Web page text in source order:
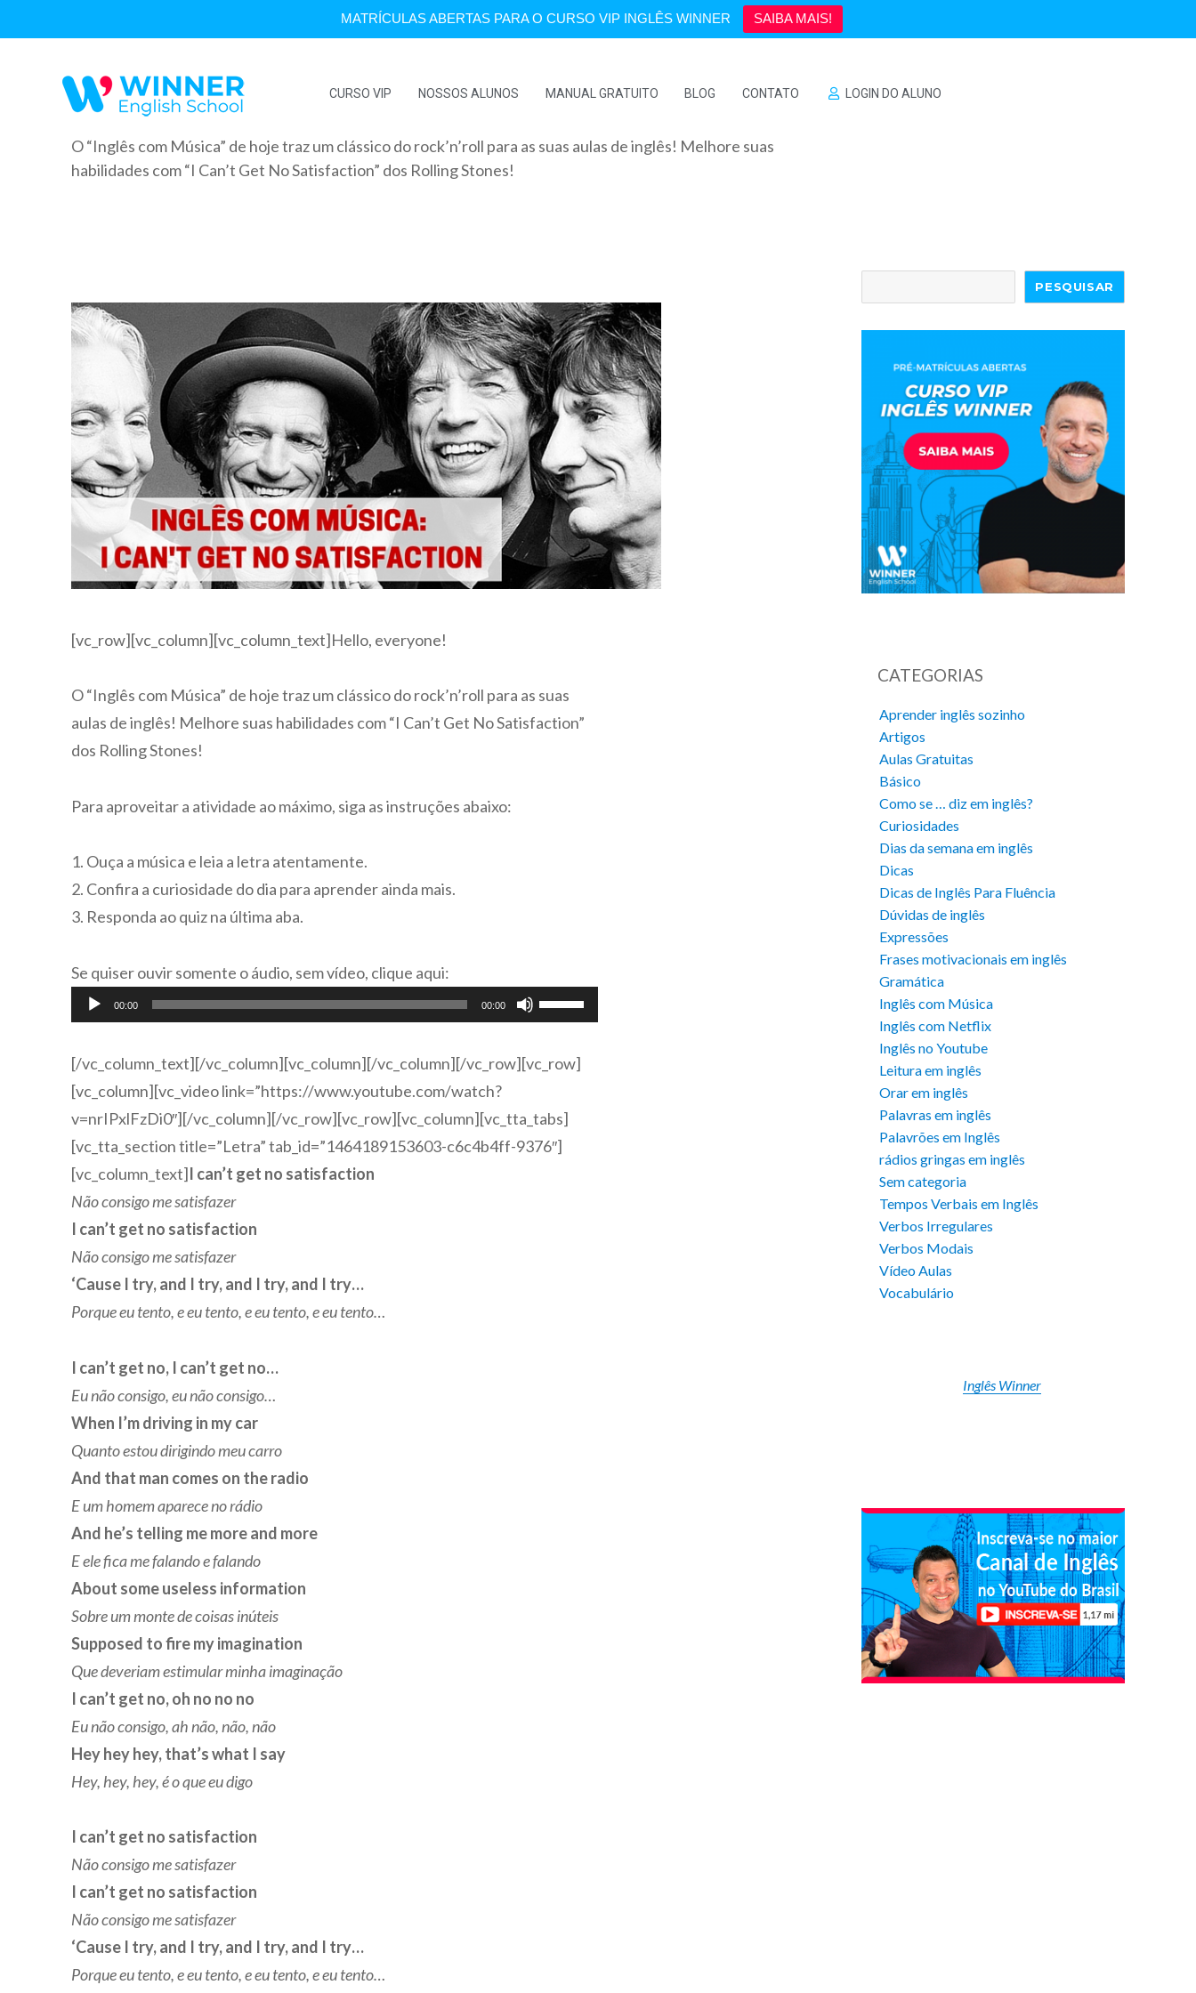
MATRÍCULAS ABERTAS PARA O CURSO VIP INGLÊS WINNER SAIBA MAIS!
CURSO VIP NOSSOS ALUNOS MANUAL GRATUITO BLOG CONTATO LOGIN DO ALUNO
O “Inglês com Música” de hoje traz um clássico do rock’n’roll para as suas aulas de inglês! Melhore suas
habilidades com “I Can’t Get No Satisfaction” dos Rolling Stones!
[vc_row][vc_column][vc_column_text]Hello, everyone!
O “Inglês com Música” de hoje traz um clássico do rock’n’roll para as suas
aulas de inglês! Melhore suas habilidades com “I Can’t Get No Satisfaction”
dos Rolling Stones!
Para aproveitar a atividade ao máximo, siga as instruções abaixo:
1. Ouça a música e leia a letra atentamente.
2. Confira a curiosidade do dia para aprender ainda mais.
3. Responda ao quiz na última aba.
Se quiser ouvir somente o áudio, sem vídeo, clique aqui:
Tocador
de
áudio
00:00 00:00
Use
as
cima
ou
[/vc_column_text][/vc_column][vc_column][/vc_column][/vc_row][vc_row]
[vc_column][vc_video link=”https://www.youtube.com/watch?
v=nrIPxlFzDi0″][/vc_column][/vc_row][vc_row][vc_column][vc_tta_tabs]
[vc_tta_section title=”Letra” tab_id=”1464189153603-c6c4b4ff-9376″]
[vc_column_text]I can’t get no satisfaction
Não consigo me satisfazer
I can’t get no satisfaction
Não consigo me satisfazer
‘Cause I try, and I try, and I try, and I try…
Porque eu tento, e eu tento, e eu tento, e eu tento…
I can’t get no, I can’t get no…
Eu não consigo, eu não consigo…
When I’m driving in my car
Quanto estou dirigindo meu carro
And that man comes on the radio
E um homem aparece no rádio
And he’s telling me more and more
E ele fica me falando e falando
About some useless information
Sobre um monte de coisas inúteis
Supposed to fire my imagination
Que deveriam estimular minha imaginação
I can’t get no, oh no no no
Eu não consigo, ah não, não, não
Hey hey hey, that’s what I say
Hey, hey, hey, é o que eu digo
I can’t get no satisfaction
Não consigo me satisfazer
I can’t get no satisfaction
Não consigo me satisfazer
‘Cause I try, and I try, and I try, and I try…
Porque eu tento, e eu tento, e eu tento, e eu tento…
PESQUISAR
CATEGORIAS
Aprender inglês sozinho
Artigos
Aulas Gratuitas
Básico
Como se … diz em inglês?
Curiosidades
Dias da semana em inglês
Dicas
Dicas de Inglês Para Fluência
Dúvidas de inglês
Expressões
Frases motivacionais em inglês
Gramática
Inglês com Música
Inglês com Netflix
Inglês no Youtube
Leitura em inglês
Orar em inglês
Palavras em inglês
Palavrões em Inglês
rádios gringas em inglês
Sem categoria
Tempos Verbais em Inglês
Verbos Irregulares
Verbos Modais
Vídeo Aulas
Vocabulário
Inglês Winner